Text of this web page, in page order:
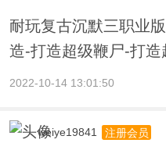
耐玩复古沉默三职业
造-打造超级鞭尸-打造
2022-10-14 13:01:50
weiye19841 注册会员